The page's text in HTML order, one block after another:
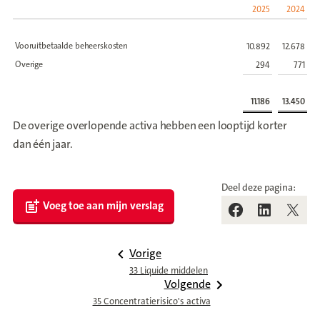
2025 2024
Vooruitbetaalde beheerskosten 10.892
12.678
Overige
294 771
11.186 13.450
De overige overlopende activa hebben een looptijd korter
dan één jaar.
Voeg toe aan mijn verslag
Deel deze pagina:
Volgende
35 Concentratierisico's activa
Vorige
33 Liquide middelen